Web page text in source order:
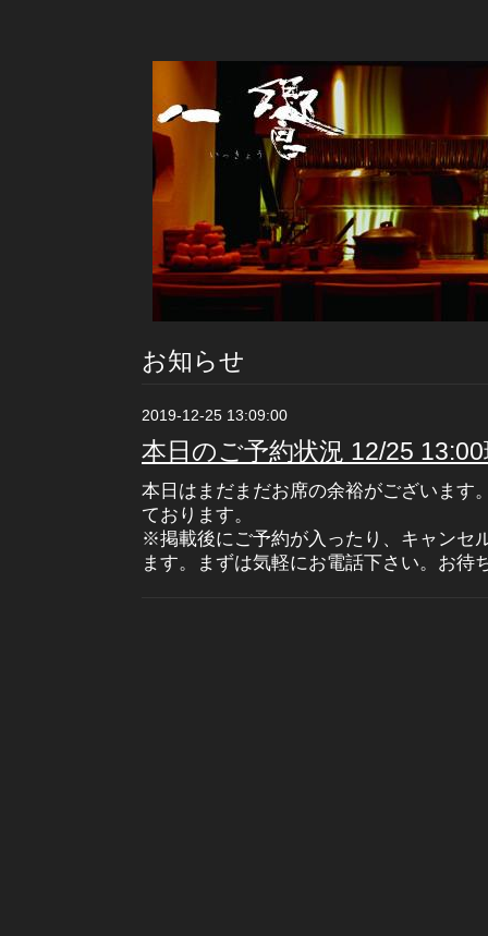
お知らせ
2019-12-25 13:09:00
本日のご予約状況 12/25
本日はまだまだお席の余裕がございます
ております。
※掲載後にご予約が入ったり、キャンセ
ます。まずは気軽にお電話下さい。お待